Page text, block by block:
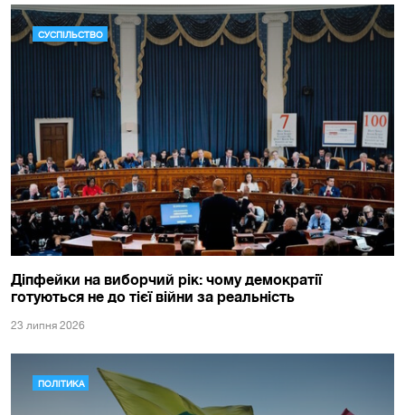
СУСПІЛЬСТВО
Діпфейки на виборчий рік: чому демократії
готуються не до тієї війни за реальність
23 липня 2026
ПОЛІТИКА